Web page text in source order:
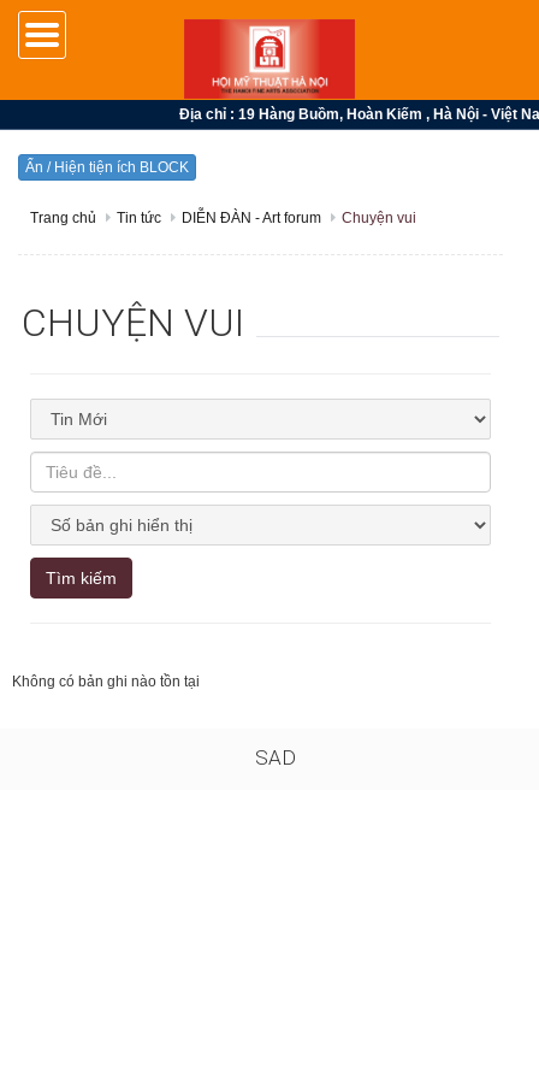
Địa chỉ : 19 Hàng Buồm, Hoàn Kiếm , Hà Nội - Việt
Ẩn / Hiện tiện ích BLOCK
Trang chủ Tin tức DIỄN ĐÀN - Art forum Chuyện vui
CHUYỆN VUI
Tìm kiếm
Không có bản ghi nào tồn tại
SAD